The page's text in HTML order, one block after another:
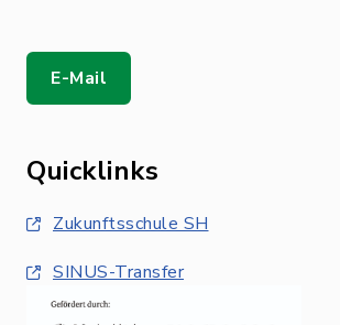
E-Mail
Quicklinks
Zukunftsschule SH
SINUS-Transfer